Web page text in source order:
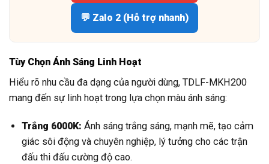
💬 Zalo 2 (Hỗ trợ nhanh)
Tùy Chọn Ánh Sáng Linh Hoạt
Hiểu rõ nhu cầu đa dạng của người dùng, TDLF-MKH200
mang đến sự linh hoạt trong lựa chọn màu ánh sáng:
Trắng 6000K: Ánh sáng trắng sáng, mạnh mẽ, tạo cảm
giác sôi động và chuyên nghiệp, lý tưởng cho các trận
đấu thi đấu cường độ cao.